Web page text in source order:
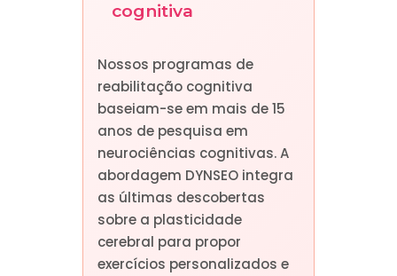
cognitiva
Nossos programas de
reabilitação cognitiva
baseiam-se em mais de 15
anos de pesquisa em
neurociências cognitivas. A
abordagem DYNSEO integra
as últimas descobertas
sobre a plasticidade
cerebral para propor
exercícios personalizados e